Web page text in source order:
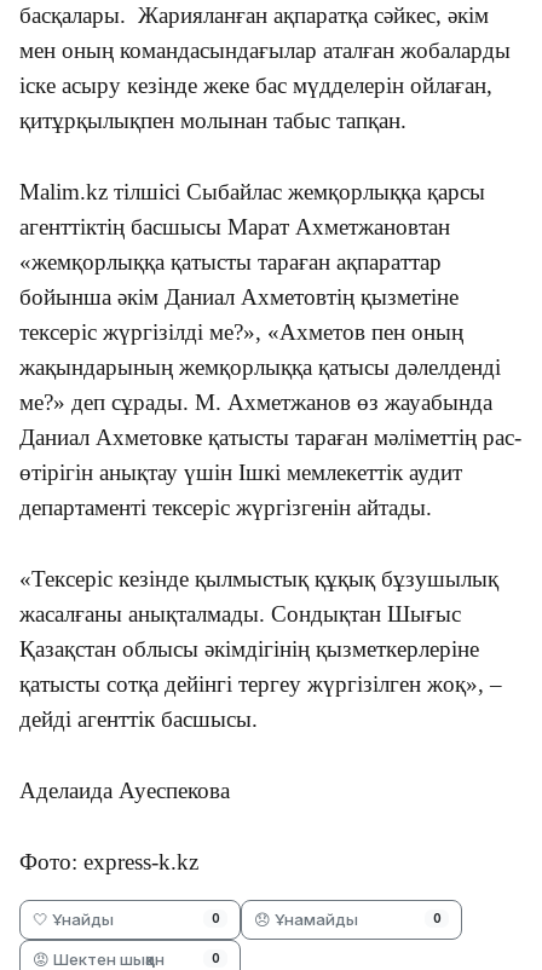
басқалары. Жарияланған ақпаратқа сәйкес, әкім
мен оның командасындағылар аталған жобаларды
іске асыру кезінде жеке бас мүдделерін ойлаған,
қитұрқылықпен молынан табыс тапқан.
Malim.kz тілшісі Сыбайлас жемқорлыққа қарсы
агенттіктің басшысы Марат Ахметжановтан
«жемқорлыққа қатысты тараған ақпараттар
бойынша әкім Даниал Ахметовтің қызметіне
тексеріс жүргізілді ме?», «Ахметов пен оның
жақындарының жемқорлыққа қатысы дәлелденді
ме?» деп сұрады. М. Ахметжанов өз жауабында
Даниал Ахметовке қатысты тараған мәліметтің рас-
өтірігін анықтау үшін Ішкі мемлекеттік аудит
департаменті тексеріс жүргізгенін айтады.
«Тексеріс кезінде қылмыстық құқық бұзушылық
жасалғаны анықталмады. Сондықтан Шығыс
Қазақстан облысы әкімдігінің қызметкерлеріне
қатысты сотқа дейінгі тергеу жүргізілген жоқ», –
дейді агенттік басшысы.
Аделаида Ауеспекова
Фото: express-k.kz
🤍 Ұнайды 0 😞 Ұнамайды 0
😡 Шектен шыққан 0